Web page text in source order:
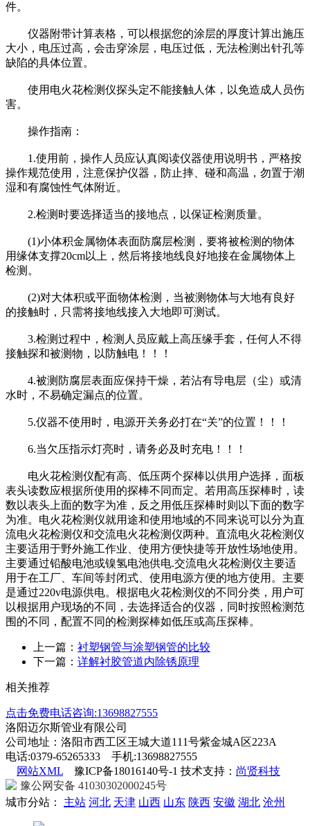
件。
仪器附带计算表格，可以根据您的涂层的厚度计算出施压
大小，电压过高，会击穿涂层，电压过低，无法检测出针孔等
缺陷的具体位置。
使用电火花检测仪探头定不能接触人体，以免造成人员伤
害。
操作指南：
1.使用前，操作人员应认真阅读仪器使用说明书，严格按
操作规范使用，注意保护仪器，防止摔、碰和高温，勿置于潮
湿和有腐蚀性气体附近。
2.检测时要选择适当的接地点，以保证检测质量。
(1)小体积金属物体表面防腐层检测，要将被检测的物体
用缘体支撑20cm以上，然后将接地线良好地接在金属物体上
检测。
(2)对大体积或平面物体检测，当被测物体与大地有良好
的接触时，只需将接地线接入大地即可测试。
3.检测过程中，检测人员应戴上高压缘手套，任何人不得
接触探和被测物，以防触电！！！
4.被测防腐层表面应保持干燥，若沾有导电层（尘）或清
水时，不易确定漏点的位置。
5.仪器不使用时，电源开关务必打在“关”的位置！！！
6.当欠压指示灯亮时，请务必及时充电！！！
电火花检测仪配有高、低压两个探棒以供用户选择，面板
表头读数应根据所使用的探棒不同而定。若用高压探棒时，读
数以表头上面的数字为准，反之用低压探棒时则以下面的数字
为准。电火花检测仪就用途和使用地域的不同来说可以分为直
流电火花检测仪和交流电火花检测仪两种。直流电火花检测仪
主要适用于野外施工作业、使用方便快捷等开放性场地使用。
主要通过铅酸电池或镍氢电池供电.交流电火花检测仪主要适
用于在工厂、车间等封闭式、使用电源方便的地方使用。主要
是通过220v电源供电。根据电火花检测仪的不同分类，用户可
以根据用户现场的不同，去选择适合的仪器，同时按照检测范
围的不同，配置不同的检测探棒如低压或高压探棒。
上一篇： 衬塑钢管与涂塑钢管的比较
下一篇： 详解衬胶管道内除锈原理
相关推荐
点击免费电话咨询:13698827555
洛阳迈尔斯管业有限公司
公司地址：洛阳市西工区王城大道111号紫金城A区223A
电话:0379-65265333 手机:13698827555
网站XML 豫ICP备18016140号-1 技术支持： 尚贤科技
豫公网安备 41030302000245号
城市分站：
主站 河北 天津 山西 山东 陕西 安徽 湖北 沧州